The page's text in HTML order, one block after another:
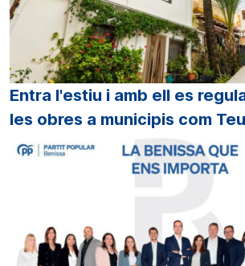
Entra l'estiu i amb ell es
les obres a municipis com